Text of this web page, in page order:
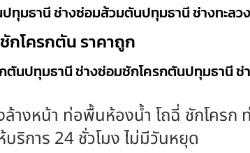
ทุมธานี ช่างซ่อมส้วมตันปทุมธานี ช่างทะล
กโครกตัน ราคาถูก
ตันปทุมธานี ช่างซ่อมชักโครกตันปทุมธานี ช่
างหน้า ท่อพื้นห้องน้ำ โถฉี่ ชักโครก
ริการ 24 ชั่วโมง ไม่มีวันหยุด